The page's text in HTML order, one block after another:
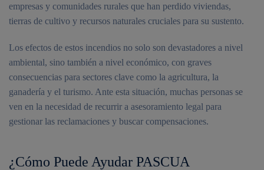
empresas y comunidades rurales que han perdido viviendas,
tierras de cultivo y recursos naturales cruciales para su sustento.
Los efectos de estos incendios no solo son devastadores a nivel
ambiental, sino también a nivel económico, con graves
consecuencias para sectores clave como la agricultura, la
ganadería y el turismo. Ante esta situación, muchas personas se
ven en la necesidad de recurrir a asesoramiento legal para
gestionar las reclamaciones y buscar compensaciones.
¿Cómo Puede Ayudar PASCUA